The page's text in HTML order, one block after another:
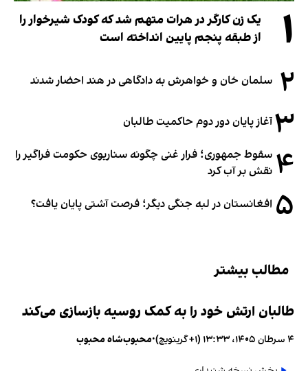
۱
یک زن کارگر در هرات متهم شد که کودک شیرخوار را
از طبقه پنجم پایین انداخته است
۲ سلمان خان و خواهرش به دادگاهی در هند احضار شدند
۳آغاز پایان دور دوم حاکمیت طالبان
۴ سقوط جمهوری؛ فرار غنی چگونه سناریوی حکومت فراگیر را
نقش بر آب کرد
۵ افغانستان در لبه جنگی دیگر؛ فرصت آشتی پایان یافت؟
مطالب بیشتر
طالبان ارتش خود را به کمک روسیه بازسازی می‌کند
۴ سرطان ۱۴۰۵، ۱۳:۳۳ (‎+۱ گرینویچ) •محبوب‌شاه محبوب